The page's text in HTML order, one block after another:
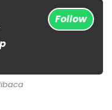
Follow